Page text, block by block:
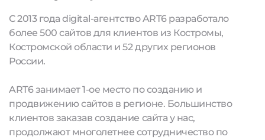
С 2013 года digital-агентство ART6 разработало
более 500 сайтов для клиентов из Костромы,
Костромской области и 52 других регионов
России.
ART6 занимает 1-ое место по созданию и
продвижению сайтов в регионе. Большинство
клиентов заказав создание сайта у нас,
продолжают многолетнее сотрудничество по